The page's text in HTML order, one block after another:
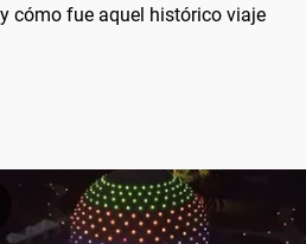
cómo fue aquel histórico viaje